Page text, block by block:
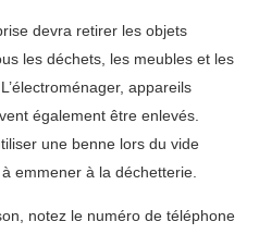
devra retirer les objets
les déchets, les meubles et les
appareils
également être enlevés.
une benne lors du vide
emmener à la déchetterie.
notez le numéro de téléphone